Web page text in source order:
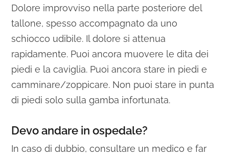
Dolore improvviso nella parte posteriore del
tallone, spesso accompagnato da uno
schiocco udibile. Il dolore si attenua
rapidamente. Puoi ancora muovere le dita dei
piedi e la caviglia. Puoi ancora stare in piedi e
camminare/zoppicare. Non puoi stare in punta
di piedi solo sulla gamba infortunata.
Devo andare in ospedale?
In caso di dubbio, consultare un medico e far